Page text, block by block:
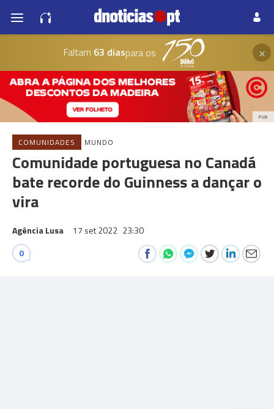
Faltam 63 diaspara os ×
PUB
COMUNIDADES MUNDO
Comunidade portuguesa no Canadá
bate recorde do Guinness a dançar o
vira
Agência Lusa 17 set 2022 23:30
0